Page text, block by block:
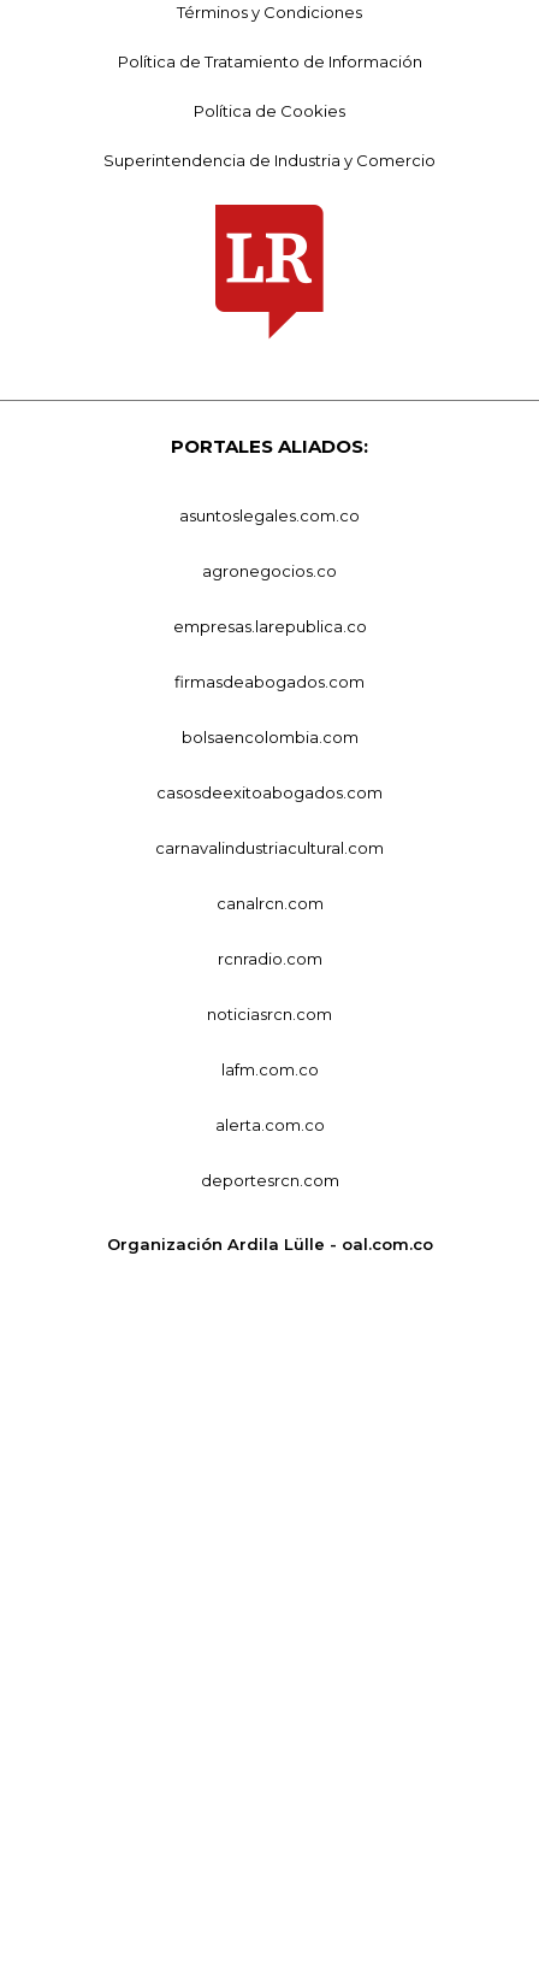
Términos y Condiciones
Política de Tratamiento de Información
Política de Cookies
Superintendencia de Industria y Comercio
PORTALES ALIADOS:
asuntoslegales.com.co
agronegocios.co
empresas.larepublica.co
firmasdeabogados.com
bolsaencolombia.com
casosdeexitoabogados.com
carnavalindustriacultural.com
canalrcn.com
rcnradio.com
noticiasrcn.com
lafm.com.co
alerta.com.co
deportesrcn.com
Organización Ardila Lülle - oal.com.co